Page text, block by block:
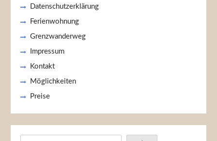
Datenschutzerklärung
Ferienwohnung
Grenzwanderweg
Impressum
Kontakt
Möglichkeiten
Preise